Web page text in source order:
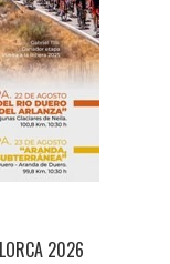
2026